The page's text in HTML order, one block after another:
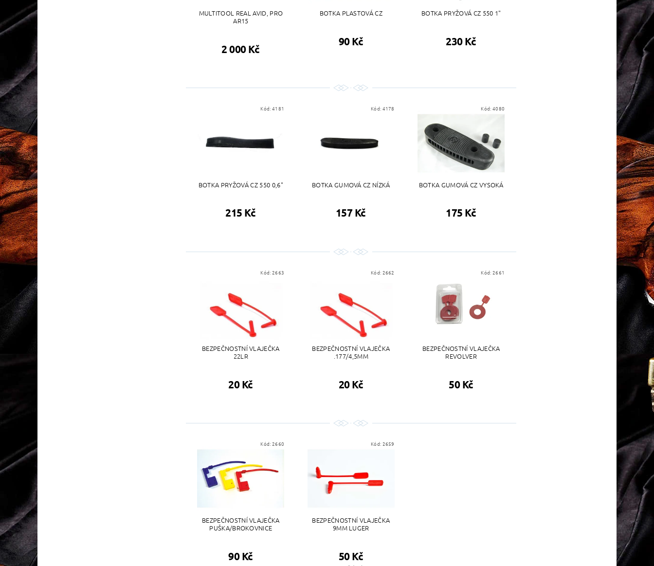
MULTITOOL REAL AVID, PRO
AR15
2 000 Kč
BOTKA PLASTOVÁ CZ
90 Kč
BOTKA PRYŽOVÁ CZ 550 1"
230 Kč
Kód:4181
BOTKA PRYŽOVÁ CZ 550 0,6"
215 Kč
Kód: 4178
BOTKA GUMOVÁ CZ NÍZKÁ
157 Kč
Kód: 4080
BOTKA GUMOVÁ CZ VYSOKÁ
175 Kč
Kód:2663
BEZPEČNOSTNÍ VLAJEČKA
22LR
20 Kč
Kód: 2662
BEZPEČNOSTNÍ VLAJEČKA
.177/4,5MM
20 Kč
Kód: 2661
BEZPEČNOSTNÍ VLAJEČKA
REVOLVER
50 Kč
Kód:2660
BEZPEČNOSTNÍ VLAJEČKA
PUŠKA/BROKOVNICE
90 Kč
Kód: 2659
BEZPEČNOSTNÍ VLAJEČKA
9MM LUGER
50 Kč